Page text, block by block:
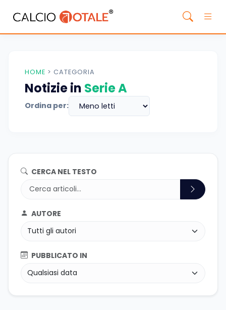
HOME > CATEGORIA
Notizie in Serie A
Ordina per:
CERCA NEL TESTO
AUTORE
PUBBLICATO IN